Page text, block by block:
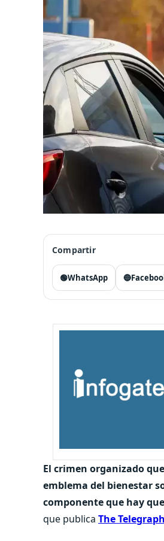
Compartir
🟢WhatsApp 🔵
El crimen organizado
emblema del bienestar
componente que hay
que publica The Telegraph